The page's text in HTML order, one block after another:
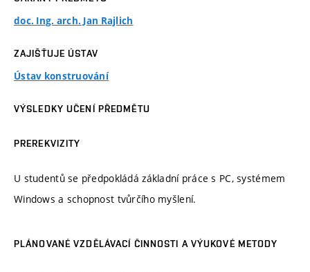
doc. Ing. arch. Jan Rajlich
ZAJIŠŤUJE ÚSTAV
Ústav konstruování
VÝSLEDKY UČENÍ PŘEDMĚTU
PREREKVIZITY
U studentů se předpokládá základní práce s PC, systémem
Windows a schopnost tvůrčího myšlení.
PLÁNOVANÉ VZDĚLÁVACÍ ČINNOSTI A VÝUKOVÉ METODY